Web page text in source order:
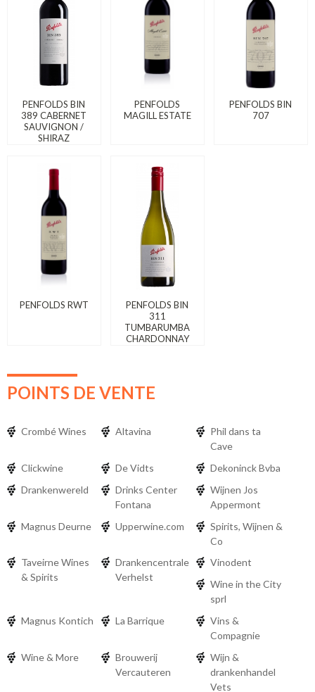
PENFOLDS BIN
389 CABERNET
SAUVIGNON /
SHIRAZ
PENFOLDS
MAGILL ESTATE
PENFOLDS BIN
707
PENFOLDS RWT
PENFOLDS BIN
311
TUMBARUMBA
CHARDONNAY
POINTS DE VENTE
Crombé Wines Altavina
Phil dans ta
Cave
Clickwine
De Vidts
Dekoninck Bvba
Drankenwereld
Drinks Center
Fontana
Wijnen Jos
Appermont
Magnus Deurne
Upperwine.com
Spirits, Wijnen &
Co
Taveirne Wines
& Spirits
Drankencentrale
Verhelst
Vinodent
Wine in the City
sprl
Magnus Kontich
La Barrique
Vins &
Compagnie
Wine & More
Brouwerij
Vercauteren
Wijn &
drankenhandel
Vets